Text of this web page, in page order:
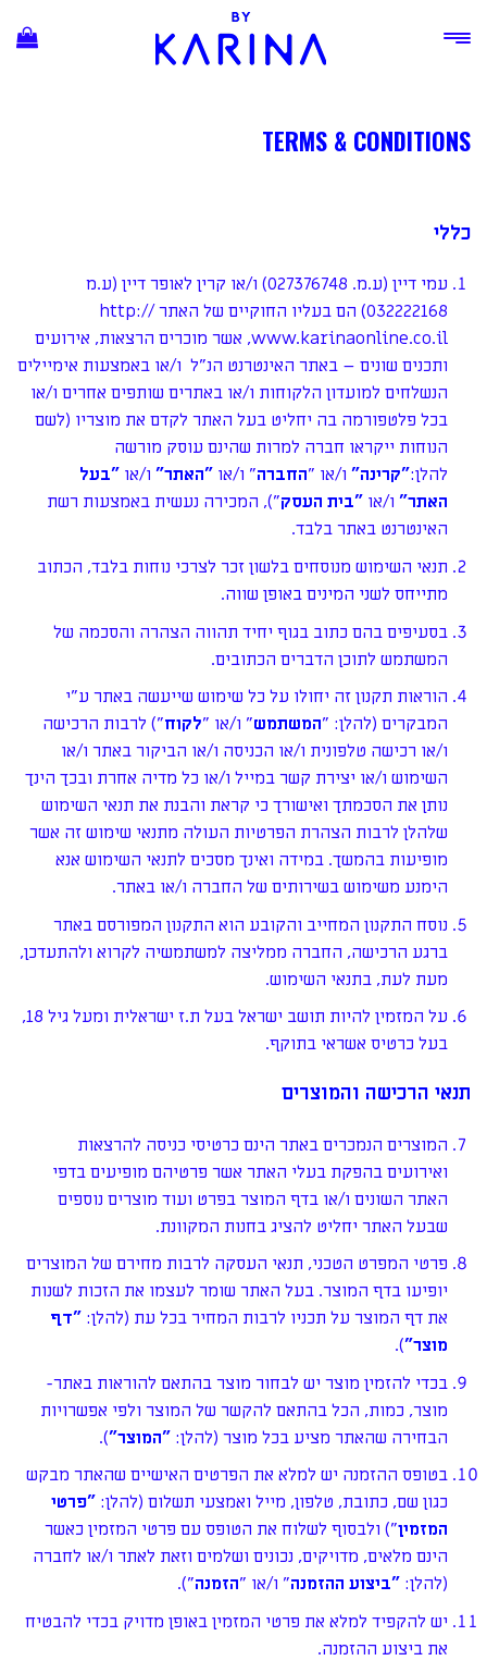
TERMS & CONDITIONS
כללי
עמי דיין (ע.מ. 027376748) ו/או קרין לאופר דיין (ע.מ
032222168) הם בעליו החוקיים של האתר http://
www.karinaonline.co.il, אשר מוכרים הרצאות, אירועים
ותכנים שונים – באתר האינטרנט הנ"ל ו/או באמצעות אימיילים
הנשלחים למועדון הלקוחות ו/או באתרים שותפים אחרים ו/או
בכל פלטפורמה בה יחליט בעל האתר לקדם את מוצריו (לשם
הנוחות ייקראו חברה למרות שהינם עוסק מורשה
להלן:"קרינה"ו/או "החברה" ו/או "האתר" ו/או "בעל
האתר" ו/או "בית העסק"), המכירה נעשית באמצעות רשת
האינטרנט באתר בלבד.
תנאי השימוש מנוסחים בלשון זכר לצרכי נוחות בלבד, הכתוב
מתייחס לשני המינים באופן שווה.
בסעיפים בהם כתוב בגוף יחיד תהווה הצהרה והסכמה של
המשתמש לתוכן הדברים הכתובים.
הוראות תקנון זה יחולו על כל שימוש שייעשה באתר ע"י
המבקרים (להלן: "המשתמש" ו/או "לקוח") לרבות הרכישה
ו/או רכישה טלפונית ו/או הכניסה ו/או הביקור באתר ו/או
השימוש ו/או יצירת קשר במייל ו/או כל מדיה אחרת ובכך הינך
נותן את הסכמתך ואישורך כי קראת והבנת את תנאי השימוש
שלהלן לרבות הצהרת הפרטיות העולה מתנאי שימוש זה אשר
מופיעות בהמשך. במידה ואינך מסכים לתנאי השימוש אנא
הימנע משימוש בשירותים של החברה ו/או באתר.
נוסח התקנון המחייב והקובע הוא התקנון המפורסם באתר
ברגע הרכישה, החברה ממליצה למשתמשיה לקרוא ולהתעדכן,
מעת לעת, בתנאי השימוש.
על המזמין להיות תושב ישראל בעל ת.ז ישראלית ומעל גיל 18,
בעל כרטיס אשראי בתוקף.
תנאי הרכישה והמוצרים
המוצרים הנמכרים באתר הינם כרטיסי כניסה להרצאות
ואירועים בהפקת בעלי האתר אשר פרטיהם מופיעים בדפי
האתר השונים ו/או בדף המוצר בפרט ועוד מוצרים נוספים
שבעל האתר יחליט להציג בחנות המקוונת.
פרטי המפרט הטכני, תנאי העסקה לרבות מחירם של המוצרים
יופיעו בדף המוצר. בעל האתר שומר לעצמו את הזכות לשנות
את דף המוצר על תכניו לרבות המחיר בכל עת (להלן: "דף
מוצר"
).
בכדי להזמין מוצר יש לבחור מוצר בהתאם להוראות באתר-
מוצר, כמות, הכל בהתאם להקשר של המוצר ולפי אפשרויות
הבחירה שהאתר מציע בכל מוצר (להלן: "המוצר"
).
בטופס ההזמנה יש למלא את הפרטים האישיים שהאתר מבקש
כגון שם, כתובת, טלפון, מייל ואמצעי תשלום (להלן: "פרטי
המזמין") ולבסוף לשלוח את הטופס עם פרטי המזמין כאשר
הינם מלאים, מדויקים, נכונים ושלמים וזאת לאתר ו/או לחברה
(להלן: "ביצוע ההזמנה" ו/או "הזמנה").
יש להקפיד למלא את פרטי המזמין באופן מדויק בכדי להבטיח
את ביצוע ההזמנה.